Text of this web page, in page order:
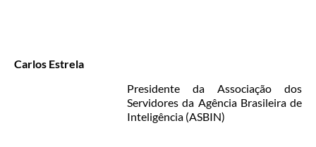
Carlos Estrela
Presidente da Associação dos
Servidores da Agência Brasileira de
Inteligência (ASBIN)